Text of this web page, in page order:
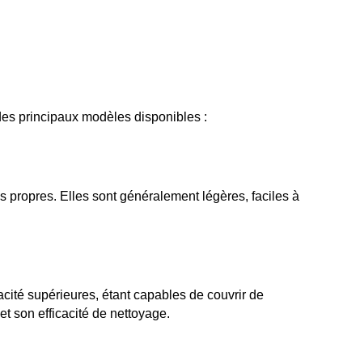
principaux modèles disponibles :
propres. Elles sont généralement légères, faciles à
supérieures, étant capables de couvrir de
son efficacité de nettoyage.